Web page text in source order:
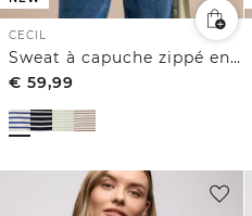
CECIL
Sweat à capuche zippé en maille côtelée
€ 59,99